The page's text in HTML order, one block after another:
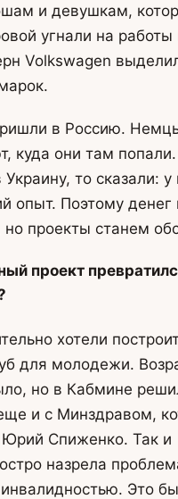
и девушкам,
угнали на работы
Volkswagen
в Россию.
куда они там
то сказали: у
опыт. Поэтому
проекты станем
проект
хотели
для молодежи.
но в Кабмине
и с Минздравом,
Юрий Спиженко. Так и
назрела
Это